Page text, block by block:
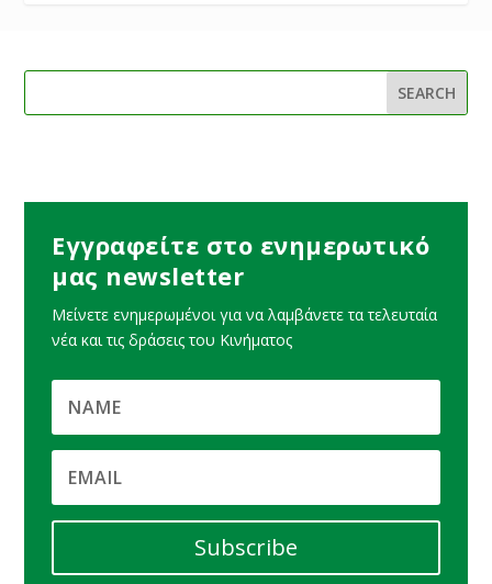
Εγγραφείτε στο ενημερωτικό
μας newsletter
Μείνετε ενημερωμένοι για να λαμβάνετε τα τελευταία
νέα και τις δράσεις του Κινήματος
Subscribe